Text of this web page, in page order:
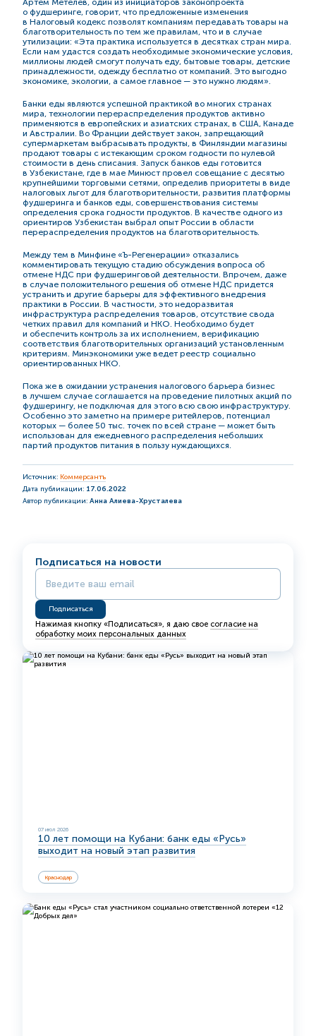
о фудшеринге, говорит, что предложенные изменения
в Налоговый кодекс позволят компаниям передавать товары на
благотворительность по тем же правилам, что и в случае
утилизации: «Эта практика используется в десятках стран мира.
Если нам удастся создать необходимые экономические условия,
миллионы людей смогут получать еду, бытовые товары, детские
принадлежности, одежду бесплатно от компаний. Это выгодно
экономике, экологии, а самое главное — это нужно людям».
Банки еды являются успешной практикой во многих странах
мира, технологии перераспределения продуктов активно
применяются в европейских и азиатских странах, в США, Канаде
и Австралии. Во Франции действует закон, запрещающий
супермаркетам выбрасывать продукты, в Финляндии магазины
продают товары с истекающим сроком годности по нулевой
стоимости в день списания. Запуск банков еды готовится
в Узбекистане, где в мае Минюст провел совещание с десятью
крупнейшими торговыми сетями, определив приоритеты в виде
налоговых льгот для благотворительности, развития платформы
фудшеринга и банков еды, совершенствования системы
определения срока годности продуктов. В качестве одного из
ориентиров Узбекистан выбрал опыт России в области
перераспределения продуктов на благотворительность.
Между тем в Минфине «Ъ-Регенерации» отказались
комментировать текущую стадию обсуждения вопроса об
отмене НДС при фудшеринговой деятельности. Впрочем, даже
в случае положительного решения об отмене НДС придется
устранить и другие барьеры для эффективного внедрения
практики в России. В частности, это недоразвитая
инфраструктура распределения товаров, отсутствие свода
четких правил для компаний и НКО. Необходимо будет
и обеспечить контроль за их исполнением, верификацию
соответствия благотворительных организаций установленным
критериям. Минэкономики уже ведет реестр социально
ориентированных НКО.
Пока же в ожидании устранения налогового барьера бизнес
в лучшем случае соглашается на проведение пилотных акций по
фудшерингу, не подключая для этого всю свою инфраструктуру.
Особенно это заметно на примере ритейлеров, потенциал
которых — более 50 тыс. точек по всей стране — может быть
использован для ежедневного распределения небольших
партий продуктов питания в пользу нуждающихся.
Источник: Коммерсантъ
Дата публикации: 17.06.2022
Автор публикации: Анна Алиева-Хрусталева
Подписаться на новости
Нажимая кнопку «Подписаться», я даю свое согласие на
обработку моих персональных данных
07 июл 2026
10 лет помощи на Кубани: банк еды «Русь»
выходит на новый этап развития
Краснодар